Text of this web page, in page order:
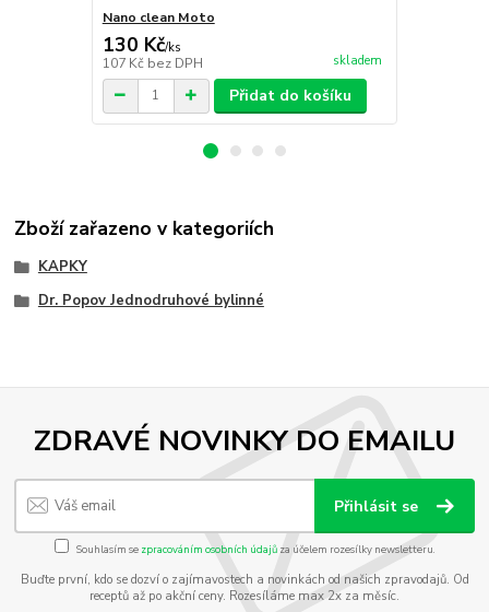
Nano clean Moto
130 Kč/ks
107 Kč bez DPH skladem
Přidat do košíku
Zboží zařazeno v kategoriích
KAPKY
Dr. Popov Jednodruhové bylinné
ZDRAVÉ NOVINKY DO EMAILU
Přihlásit se
Souhlasím se zpracováním osobních údajůza účelem rozesílky newsletteru.
Buďte první, kdo se dozví o zajímavostech a novinkách od našich zpravodajů. Od
receptů až po akční ceny. Rozesíláme max 2x za měsíc.